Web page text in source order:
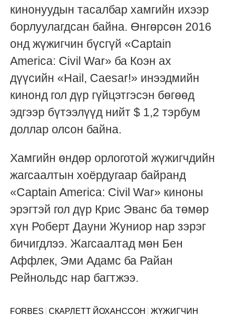
кинонуудын тасалбар хамгийн ихээр
борлуулагдсан байна. Өнгөрсөн 2016
онд жүжигчин бүсгүй «Captain
America: Civil War» ба Коэн ах
дүүсийн «Hail, Caesar!» инээдмийн
кинонд гол дүр гүйцэтгэсэн бөгөөд
эдгээр бүтээлүүд нийт $ 1,2 тэрбум
доллар олсон байна.
Хамгийн өндөр орлоготой жүжигчдийн
жагсаалтын хоёрдугаар байранд
«Captain America: Civil War» киноны
эрэгтэй гол дүр Крис Эванс ба төмөр
хүн Роберт Дауни Жуниор нар зэрэг
бичигдлээ. Жагсаалтад мөн Бен
Аффлек, Эми Адамс ба Райан
Рейнольдс нар багтжээ.
FORBES СКАРЛЕТТ ЙОХАНССОН ЖҮЖИГЧИН